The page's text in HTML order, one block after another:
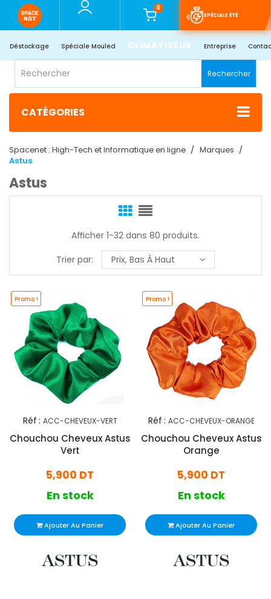
0
SPÉCIALE ÉTÉ
Déstockage Spéciale Mouled CLIMATISEUR Entreprise
Rechercher
CATÉGORIES
Spacenet : High-Tech et Informatique en ligne
Marques
Astus
Astus
Afficher 1-32 dans 80 produits.
Trier par:
Prix, Bas À Haut
Promo !
Réf : ACC-CHEVEUX-VERT
Chouchou Cheveux Astus
Vert
5,900 DT
En stock
Ajouter Au Panier
Promo !
Réf : ACC-CHEVEUX-ORANGE
Chouchou Cheveux Astus
Orange
5,900 DT
En stock
Ajouter Au Panier